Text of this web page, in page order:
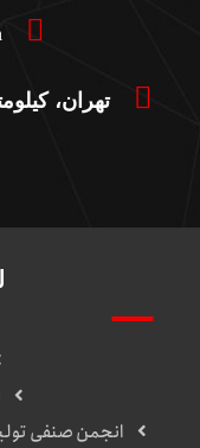
تهران، کیلومتر 8 لشگری،خ عاشری،
انجمن صنفی